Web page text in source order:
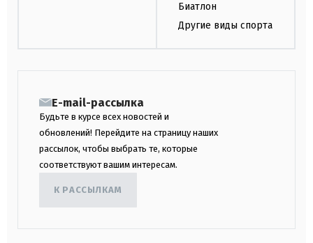
Биатлон
Другие виды спорта
E-mail-рассылка
Будьте в курсе всех новостей и
обновлений! Перейдите на страницу наших
рассылок, чтобы выбрать те, которые
соответствуют вашим интересам.
К РАССЫЛКАМ